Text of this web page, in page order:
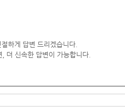
하게 답변 드리겠습니다.
더 신속한 답변이 가능합니다.